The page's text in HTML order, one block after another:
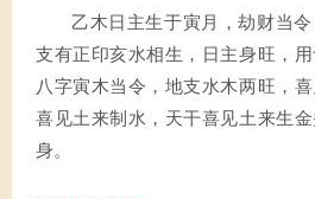
乙木日主生于寅月，劫财当
支有正印亥水相生，日主身旺，用
八字寅木当令，地支水木两旺，
喜见土来制水，天干喜见土来生
身。